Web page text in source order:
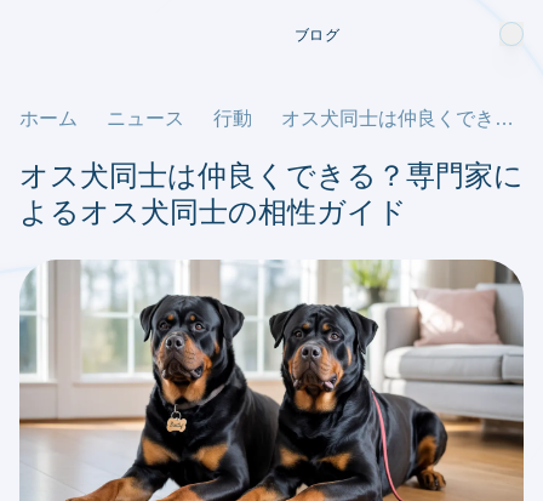
ブログ
ホーム ニュース 行動 オス犬同士は仲良くできる？専門家によるオス犬同士の相性ガイド
オス犬同士は仲良くできる？専門家に
よるオス犬同士の相性ガイド